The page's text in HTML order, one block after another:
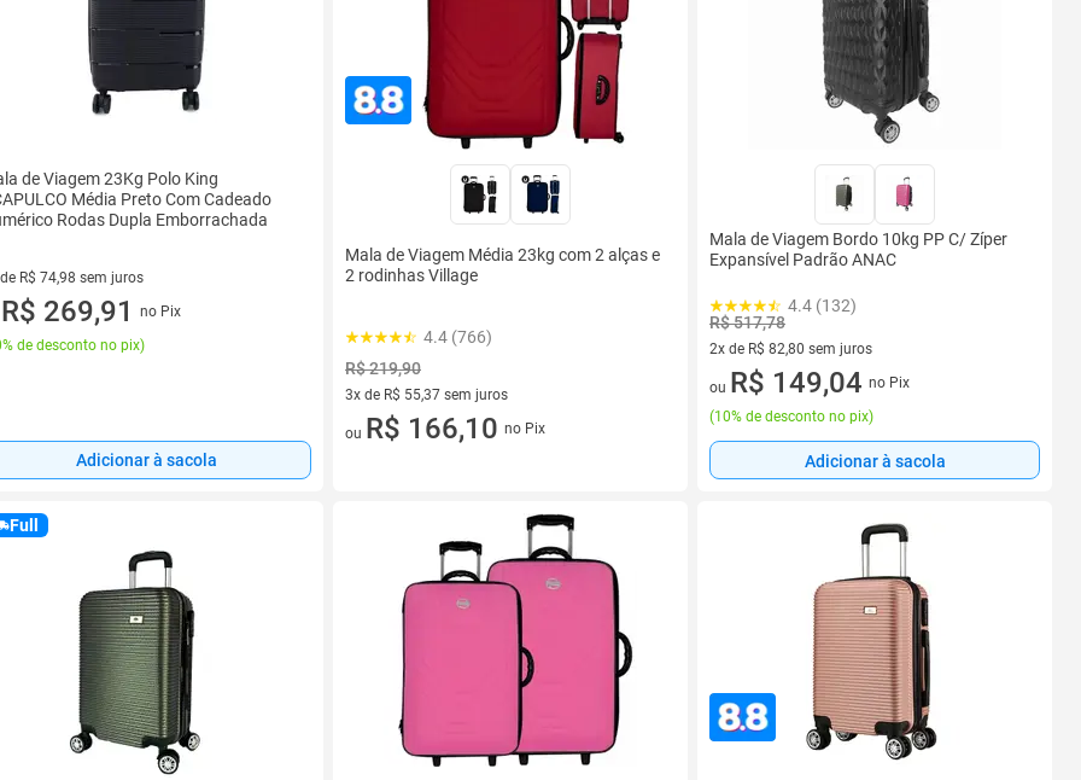
de Viagem 23Kg Polo King
Média Preto Com Cadeado
Rodas Dupla Emborrachada
R$ 74,98 sem juros
de R$ 74,98 sem juros
R$ 269,91
no Pix
de desconto no pix)
Adicionar à sacola
Mala de Viagem Média 23kg com 2 alças e
2 rodinhas Village
4.4 (766)
R$ 219,90
3x de R$ 55,37 sem juros
3 vez de R$ 55,37 sem juros
ou R$ 166,10 no Pix
Mala de Viagem Bordo 10kg PP C/ Zíper
Expansível Padrão ANAC
4.4 (132)
R$ 517,78
2x de R$ 82,80 sem juros
2 vez de R$ 82,80 sem juros
ou R$ 149,04 no Pix
(10% de desconto no pix)
Adicionar à sacola
Full